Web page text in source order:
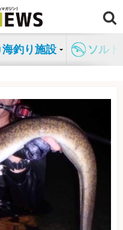
海釣り施設 ソル